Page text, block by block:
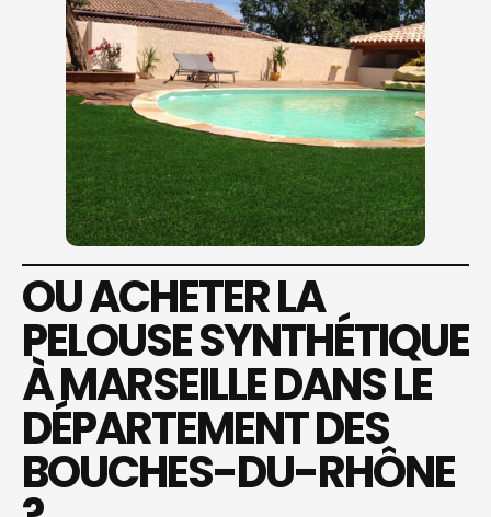
OU ACHETER LA
PELOUSE SYNTHÉTIQUE
À MARSEILLE DANS LE
DÉPARTEMENT DES
BOUCHES-DU-RHÔNE